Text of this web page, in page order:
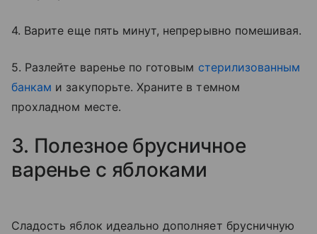
4. Варите еще пять минут, непрерывно помешивая.
5. Разлейте варенье по готовым стерилизованным
банкам и закупорьте. Храните в темном
прохладном месте.
3. Полезное брусничное
варенье с яблоками
Сладость яблок идеально дополняет брусничную